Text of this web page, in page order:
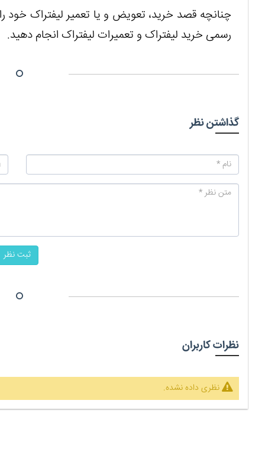
چنانچه قصد خرید، تعویض و یا تعمیر لیفتراک خود
رسمی خرید لیفتراک و تعمیرات لیفتراک انجام دهید.
گذاشتن نظر
ثبت نظر
نظرات کاربران
نظری داده نشده.